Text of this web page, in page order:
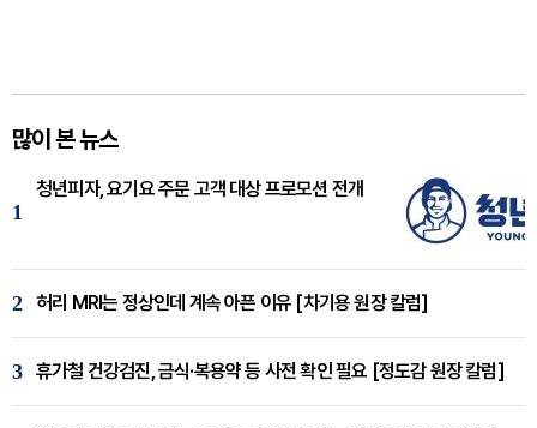
많이 본 뉴스
1
청년피자, 요기요 주문 고객 대상 프로모션 전개
2 허리 MRI는 정상인데 계속 아픈 이유 [차기용 원장 칼럼]
3 휴가철 건강검진, 금식·복용약 등 사전 확인 필요 [정도감 원장 칼럼]